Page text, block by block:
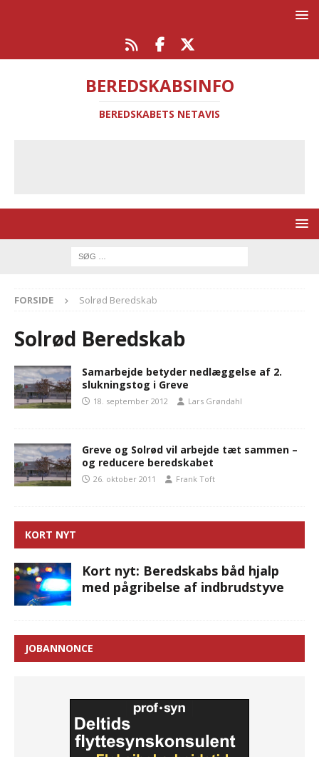
BEREDSKABSINFO
BEREDSKABETS NETAVIS
FORSIDE Solrød Beredskab
Solrød Beredskab
Samarbejde betyder nedlæggelse af 2.
slukningstog i Greve
18. september 2012 Lars Grøndahl
Greve og Solrød vil arbejde tæt sammen –
og reducere beredskabet
26. oktober 2011 Frank Toft
KORT NYT
Kort nyt: Beredskabs båd hjalp
med pågribelse af indbrudstyve
JOBANNONCE